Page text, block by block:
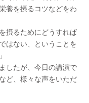
養を摂るコツなどをわ
摂るためにどうすれば
はない、ということを
したが、今日の講演で
ど、様々な声をいただ